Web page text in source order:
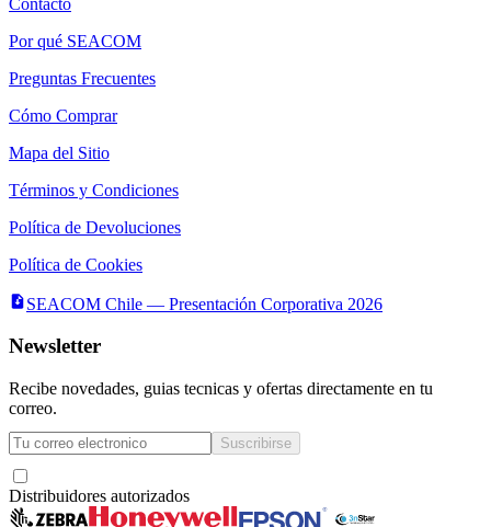
Por qué SEACOM
Preguntas Frecuentes
Cómo Comprar
Mapa del Sitio
Términos y Condiciones
Política de Devoluciones
Política de Cookies
SEACOM Chile — Presentación Corporativa 2026
Newsletter
Recibe novedades, guias tecnicas y ofertas directamente en tu
correo.
Suscribirse
Distribuidores autorizados